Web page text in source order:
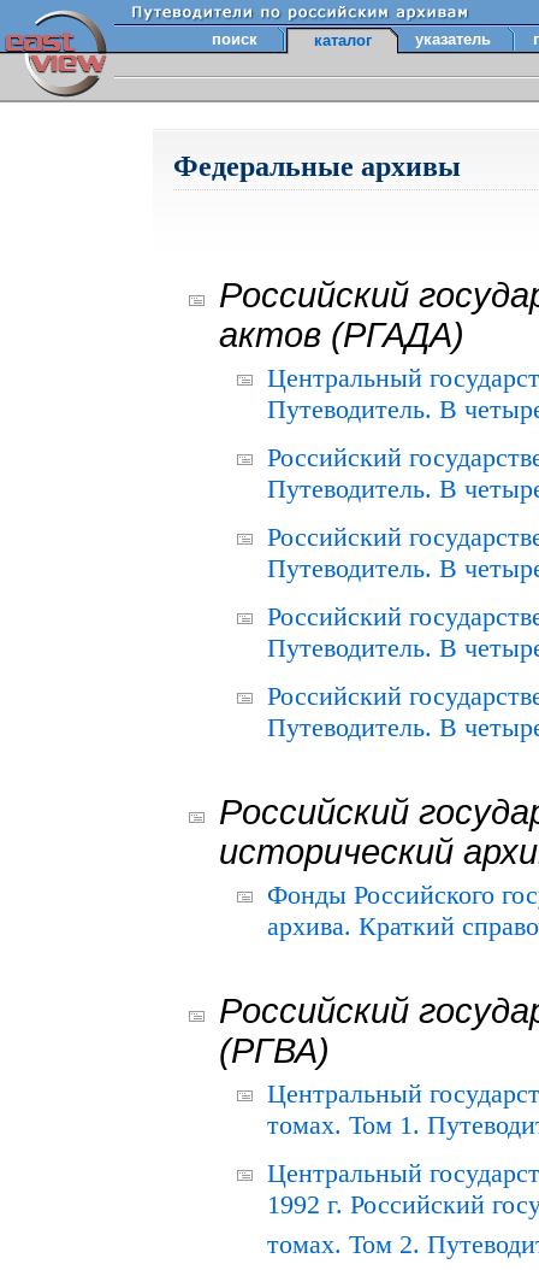
поиск каталог указатель
Федеральные архивы
Российский
актов (РГАДА)
Центральный
Путеводитель. В
Российский
Путеводитель. В
Российский
Путеводитель. В
Российский
Путеводитель. В
Российский
Путеводитель. В
Российский
исторический
Фонды Российского
архива. Краткий
Российский
(РГВА)
Центральный
томах. Том 1.
Центральный
1992 г. Российский
томах. Том 2.